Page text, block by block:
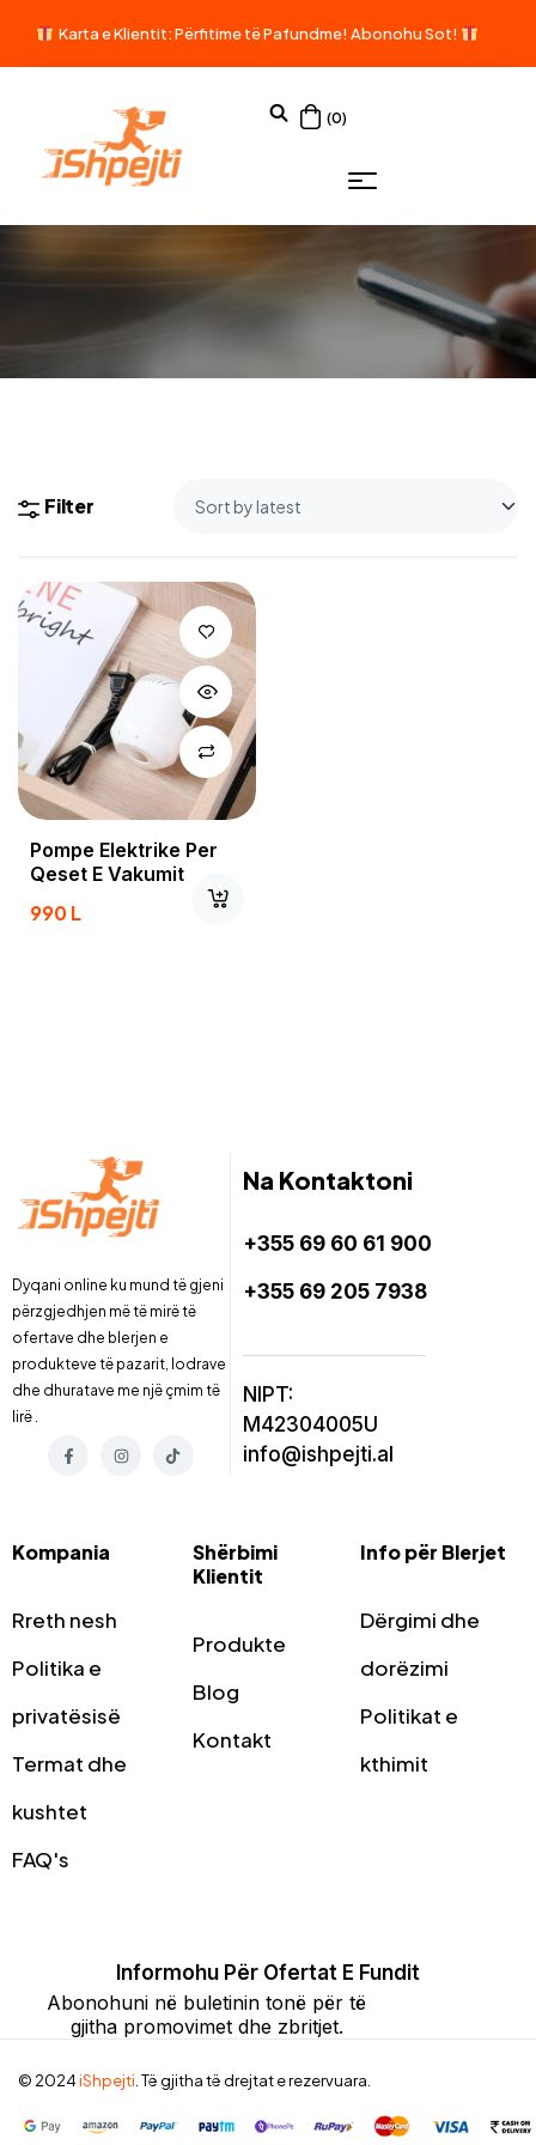
Karta e Klientit: Përfitime të Pafundme! Abonohu Sot!
(0)
Filter
Pompe Elektrike Per
Qeset E Vakumit
990L
Dyqani online ku mund të gjeni
përzgjedhjen më të mirë të
ofertave dhe blerjen e
produkteve të pazarit, lodrave
dhe dhuratave me një çmim të
lirë .
Na Kontaktoni
+355 69 60 61 900
+355 69 205 7938
NIPT:
M42304005U
info@ishpejti.al
Kompania
Rreth nesh
Politika e
privatësisë
Termat dhe
kushtet
FAQ's
Shërbimi
Klientit
Produkte
Blog
Kontakt
Info për Blerjet
Dërgimi dhe
dorëzimi
Politikat e
kthimit
Informohu Për Ofertat E Fundit
Abonohuni në buletinin tonë për të
gjitha promovimet dhe zbritjet.
© 2024iShpejti. Të gjitha të drejtat e rezervuara.